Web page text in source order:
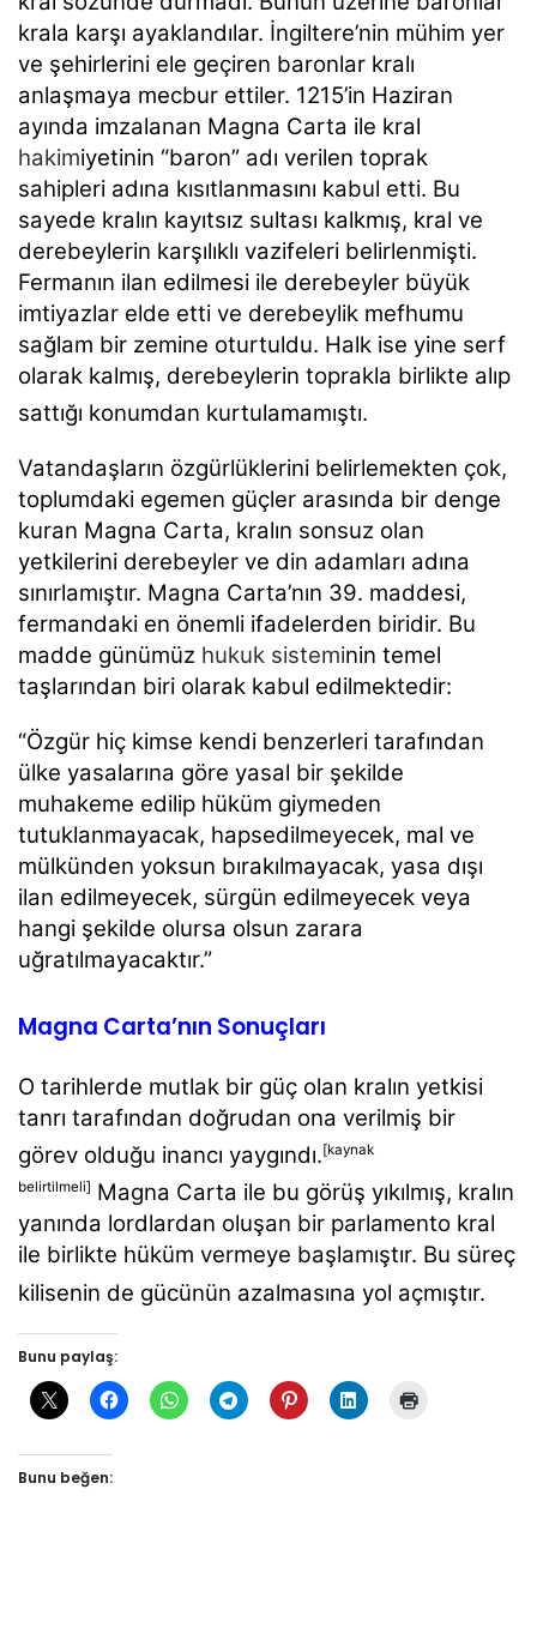
krala karşı ayaklandılar. İngiltere’nin mühim yer
ve şehirlerini ele geçiren baronlar kralı
anlaşmaya mecbur ettiler. 1215’in Haziran
ayında imzalanan Magna Carta ile kral
hakimiyetinin “baron” adı verilen toprak
sahipleri adına kısıtlanmasını kabul etti. Bu
sayede kralın kayıtsız sultası kalkmış, kral ve
derebeylerin karşılıklı vazifeleri belirlenmişti.
Fermanın ilan edilmesi ile derebeyler büyük
imtiyazlar elde etti ve derebeylik mefhumu
sağlam bir zemine oturtuldu. Halk ise yine serf
olarak kalmış, derebeylerin toprakla birlikte alıp
sattığı konumdan kurtulamamıştı.
Vatandaşların özgürlüklerini belirlemekten çok,
toplumdaki egemen güçler arasında bir denge
kuran Magna Carta, kralın sonsuz olan
yetkilerini derebeyler ve din adamları adına
sınırlamıştır. Magna Carta’nın 39. maddesi,
fermandaki en önemli ifadelerden biridir. Bu
madde günümüz hukuk sisteminin temel
taşlarından biri olarak kabul edilmektedir:
“Özgür hiç kimse kendi benzerleri tarafından
ülke yasalarına göre yasal bir şekilde
muhakeme edilip hüküm giymeden
tutuklanmayacak, hapsedilmeyecek, mal ve
mülkünden yoksun bırakılmayacak, yasa dışı
ilan edilmeyecek, sürgün edilmeyecek veya
hangi şekilde olursa olsun zarara
uğratılmayacaktır.”
Magna Carta’nın Sonuçları
O tarihlerde mutlak bir güç olan kralın yetkisi
tanrı tarafından doğrudan ona verilmiş bir
görev olduğu inancı yaygındı. [kaynak
belirtilmeli] Magna Carta ile bu görüş yıkılmış, kralın
yanında lordlardan oluşan bir parlamento kral
ile birlikte hüküm vermeye başlamıştır. Bu süreç
kilisenin de gücünün azalmasına yol açmıştır.
Bunu paylaş:
Bunu beğen: